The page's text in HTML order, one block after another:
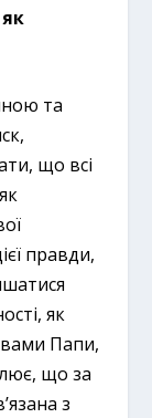
та
що всі
правди,
як
Папи,
що за
з